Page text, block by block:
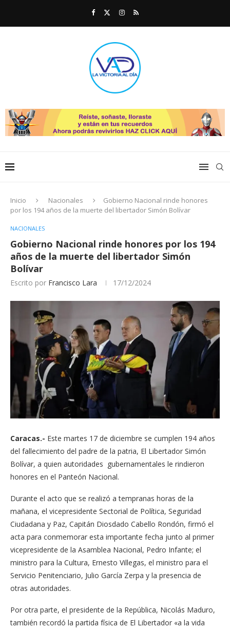
Inicio Nacionales
Gobierno Nacional rinde honores
por los 194 años de la muerte del libertador Simón Bolívar
NACIONALES
Gobierno Nacional rinde honores por los 194
años de la muerte del libertador Simón
Bolívar
Escrito por Francisco Lara 17/12/2024
Caracas.- Este martes 17 de diciembre se cumplen 194 años
del fallecimiento del padre de la patria, El Libertador Simón
Bolívar, a quien autoridades gubernamentales le rindieron
honores en el Panteón Nacional.
Durante el acto que se realizó a tempranas horas de la
mañana, el vicepresidente Sectorial de Política, Seguridad
Ciudadana y Paz, Capitán Diosdado Cabello Rondón, firmó el
acta para conmemorar esta importante fecha junto al primer
vicepresidente de la Asamblea Nacional, Pedro Infante; el
ministro para la Cultura, Ernesto Villegas, el ministro para el
Servicio Penitenciario, Julio García Zerpa y la presencia de
otras autoridades.
Por otra parte, el presidente de la República, Nicolás Maduro,
también recordó la partida física de El Libertador «a la vida